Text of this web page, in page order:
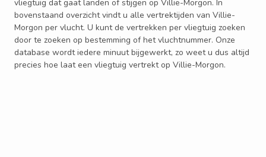
vliegtuig dat gaat landen of stijgen op Villie-Morgon. In
bovenstaand overzicht vindt u alle vertrektijden van Villie-
Morgon per vlucht. U kunt de vertrekken per vliegtuig zoeken
door te zoeken op bestemming of het vluchtnummer. Onze
database wordt iedere minuut bijgewerkt, zo weet u dus altijd
precies hoe laat een vliegtuig vertrekt op Villie-Morgon.